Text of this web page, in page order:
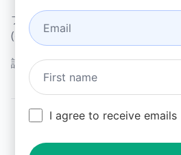
ブラウザ拡張機能用語
(en)
請求条件 (en)
All logos, trademarks, and
I agree to receive emails